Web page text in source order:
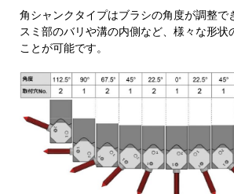
角シャンクタイプはブラシの角度が調整で
スミ部のバリや溝の内側など、様々な形状
ことが可能です。